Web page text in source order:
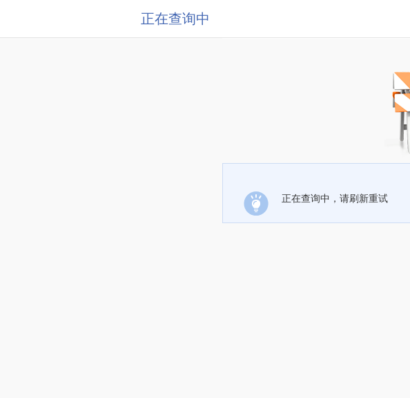
正在查询中
正在查询中，请刷新重试